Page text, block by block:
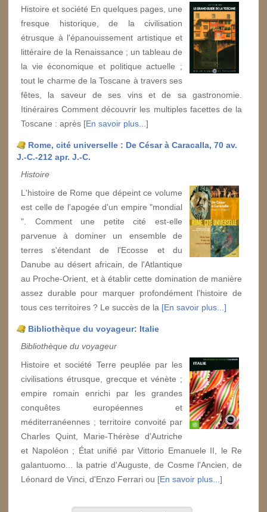
Histoire et société En quelques pages, une
fresque historique, de la civilisation
étrusque à l'épanouissement artistique et
littéraire de la Renaissance ; un tableau de
la vie économique et politique actuelle ;
tout le charme de la Toscane à travers ses
fêtes, la saveur de ses vins et de sa gastronomie.
Itinéraires Comment découvrir les multiples facettes de la
Toscane : après [En savoir plus...]
Rome, cité universelle : De César à Caracalla, 70 av.
J.-C.-212 apr. J.-C.
Histoire
L'histoire de Rome que dépeint ce volume
est celle de l'apogée d'un empire "mondial
". Comment une petite cité est-elle
parvenue à dominer un ensemble de
terres s'étendant de l'Ecosse et du
Danube au désert africain, de l'Atlantique
au Proche-Orient, et à établir cette domination de manière
assez durable pour marquer profondément l'histoire de
tous ces territoires ? Le succès de la [En savoir plus...]
Bibliothèque du voyageur: Italie
Bibliothèque du voyageur
Histoire et société Terre peuplée par les
civilisations étrusque, grecque et vénète ;
empire romain enrichi par les grandes
conquêtes européennes et
méditerranéennes ; territoire convoité par
Charles Quint, Marie-Thérèse d'Autriche
et Napoléon ; État unifié par Vittorio Emanuele II, le Re
galantuomo... la patrie d'Auguste, de Cosme l'Ancien, de
Léonard de Vinci, d'Enzo Ferrari ou [En savoir plus...]